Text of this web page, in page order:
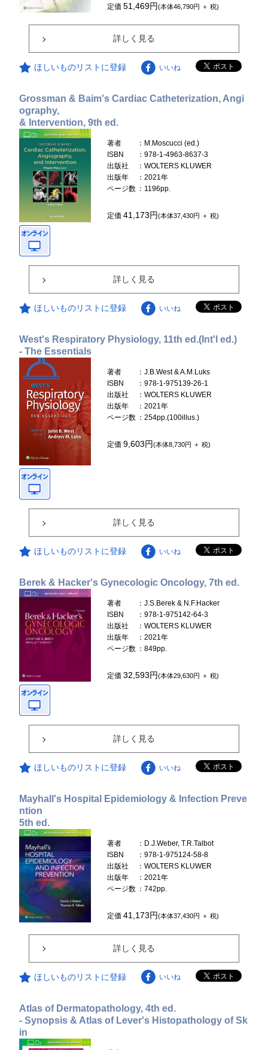
定価51,469円(本体46,790円 ＋ 税)
詳しく見る
ほしいものリストに登録 いいね
Grossman & Baim's Cardiac Catheterization, Angi
ography,
& Intervention, 9th ed.
著者
：M.Moscucci (ed.)
ISBN
：978-1-4963-8637-3
出版社
：WOLTERS KLUWER
出版年
：2021年
ページ数 ：1196pp.
定価41,173円(本体37,430円 ＋ 税)
詳しく見る
ほしいものリストに登録 いいね
West's Respiratory Physiology, 11th ed.(Int'l ed.)
- The Essentials
著者
：J.B.West & A.M.Luks
ISBN
：978-1-975139-26-1
出版社
：WOLTERS KLUWER
出版年
：2021年
ページ数 ：254pp.(100illus.)
定価9,603円(本体8,730円 ＋ 税)
詳しく見る
ほしいものリストに登録 いいね
Berek & Hacker's Gynecologic Oncology, 7th ed.
著者
：J.S.Berek & N.F.Hacker
ISBN
：978-1-975142-64-3
出版社
：WOLTERS KLUWER
出版年
：2021年
ページ数 ：849pp.
定価32,593円(本体29,630円 ＋ 税)
詳しく見る
ほしいものリストに登録 いいね
Mayhall's Hospital Epidemiology & Infection Preve
ntion
5th ed.
著者
：D.J.Weber, T.R.Talbot
ISBN
：978-1-975124-58-8
出版社
：WOLTERS KLUWER
出版年
：2021年
ページ数 ：742pp.
定価41,173円(本体37,430円 ＋ 税)
詳しく見る
ほしいものリストに登録 いいね
Atlas of Dermatopathology, 4th ed.
- Synopsis & Atlas of Lever's Histopathology of Sk
in